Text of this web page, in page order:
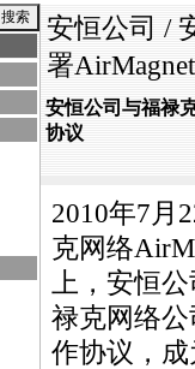
安恒公司 /
署
安恒公司与福禄
协议
2010年7月
克网络
上，安恒
禄克网络
作协议，成